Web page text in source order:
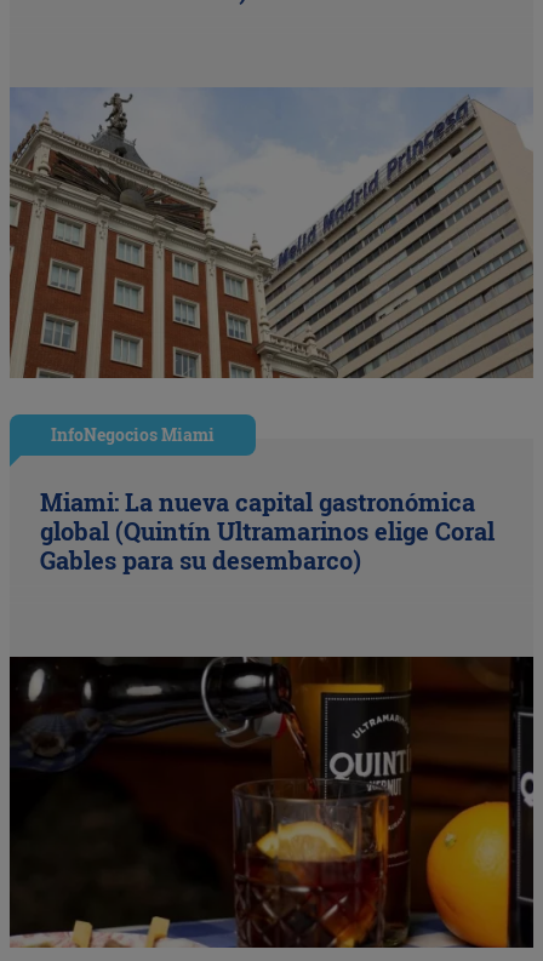
InfoNegocios Miami
Miami: La nueva capital gastronómica
global (Quintín Ultramarinos elige Coral
Gables para su desembarco)